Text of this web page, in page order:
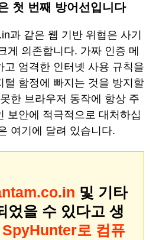
첫 번째 방어선입니다
과 같은 웹 기반 위협은 사기
게 의존합니다. 가짜 인증 메
고 엄격한 인터넷 사용 규칙을
털 함정에 빠지는 것을 방지할
한 브라우저 동작에 항상 주
보안에 적극적으로 대처하십
여기에 달려 있습니다.
및 기타
었을 수 있다고 생
SpyHunter로 컴퓨